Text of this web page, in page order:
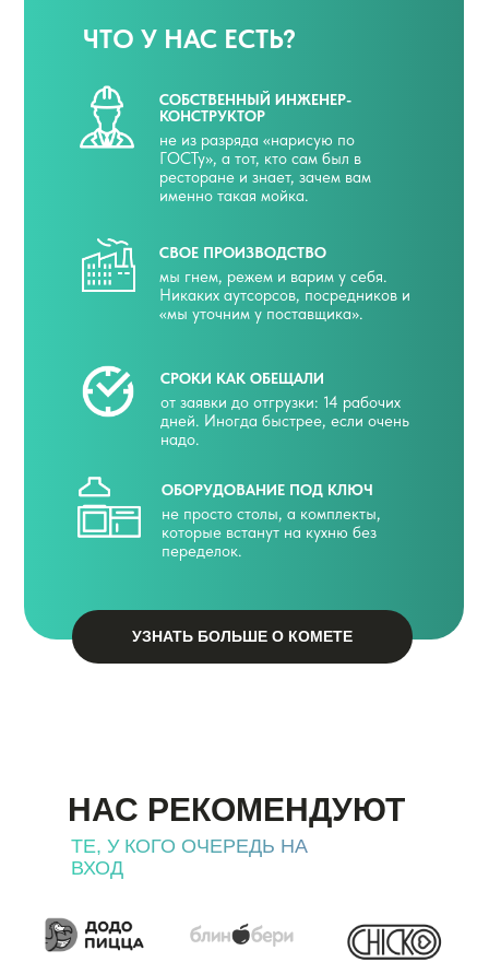
ЧТО У НАС ЕСТЬ?
не из разряда «нарисую по
ГОСТу», а тот, кто сам был в
ресторане и знает, зачем вам
именно такая мойка.
СОБСТВЕННЫЙ ИНЖЕНЕР-
КОНСТРУКТОР
СВОЕ ПРОИЗВОДСТВО
мы гнем, режем и варим у себя.
Никаких аутсорсов, посредников и
«мы уточним у поставщика».
от заявки до отгрузки: 14 рабочих
дней. Иногда быстрее, если очень
надо.
СРОКИ КАК ОБЕЩАЛИ
ОБОРУДОВАНИЕ ПОД КЛЮЧ
не просто столы, а комплекты,
которые встанут на кухню без
переделок.
УЗНАТЬ БОЛЬШЕ О КОМЕТЕ
ТЕ, У КОГО ОЧЕРЕДЬ НА
ВХОД
НАС РЕКОМЕНДУЮТ